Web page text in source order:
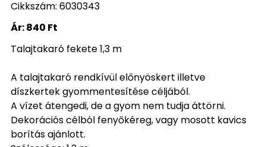
Cikkszám: 6030343
Ár:840 Ft
Talajtakaró fekete 1,3 m
A talajtakaró rendkívül előnyöskert illetve
díszkertek gyommentesítése céljából.
A vízet átengedi, de a gyom nem tudja áttörni.
Dekorációs célból fenyőkéreg, vagy mosott kavics
borítás ajánlott.